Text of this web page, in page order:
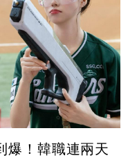
爆！韓職連兩天